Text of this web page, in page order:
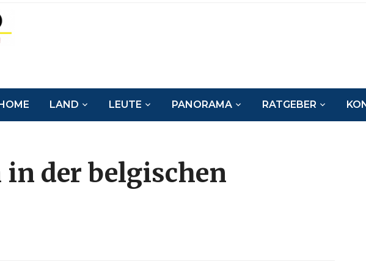
LAND LEUTE PANORAMA RATGEBER
der belgischen